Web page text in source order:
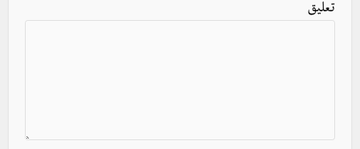
تعليق